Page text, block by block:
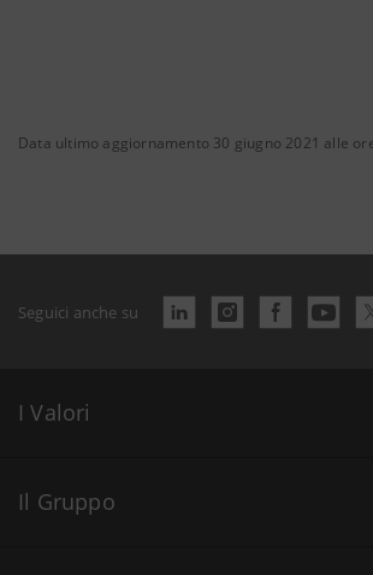
Data ultimo aggiornamento 30 giugno 2021 alle
Seguici anche su
I Valori
Il Gruppo